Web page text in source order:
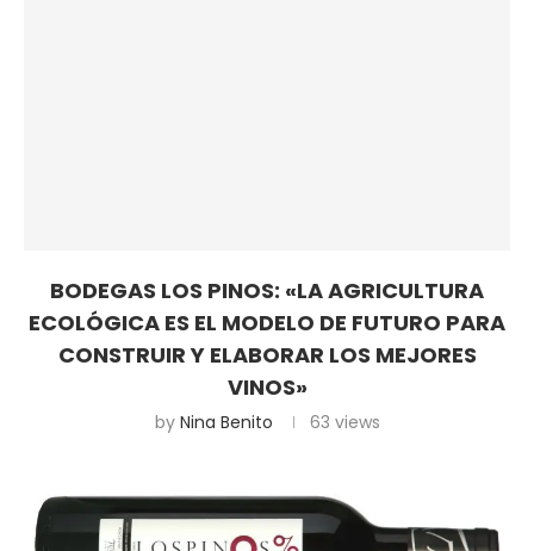
BODEGAS LOS PINOS: «LA AGRICULTURA
ECOLÓGICA ES EL MODELO DE FUTURO PARA
CONSTRUIR Y ELABORAR LOS MEJORES
VINOS»
by Nina Benito 63 views